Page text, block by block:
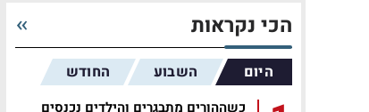
הכי נקראות
היום השבוע החודש
כשההורים מתבגרים והילדים נכנסים